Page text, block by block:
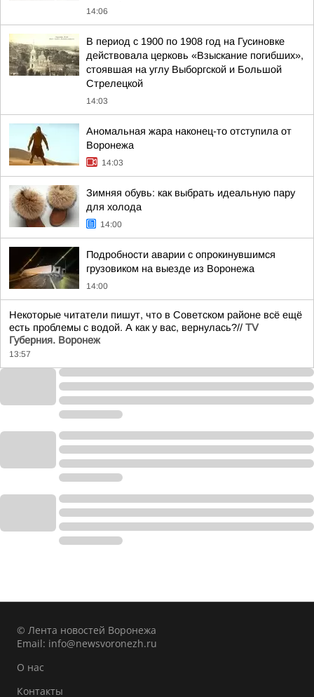
14:06
В период с 1900 по 1908 год на Гусиновке
действовала церковь «Взыскание погибших»,
стоявшая на углу Выборгской и Большой
Стрелецкой
14:03
Аномальная жара наконец-то отступила от
Воронежа
14:03
Зимняя обувь: как выбрать идеальную пару
для холода
14:00
Подробности аварии с опрокинувшимся
грузовиком на выезде из Воронежа
14:00
Некоторые читатели пишут, что в Советском районе всё ещё
есть проблемы с водой. А как у вас, вернулась?// TV
Губерния. Воронеж
13:57
© Лента новостей Воронежа
Email: info@newsvoronezh.ru
О нас
Контакты